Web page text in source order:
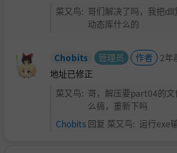
菜又鸟: 哥们解决了吗，我把
动态库什么的
Chobits 管理员 作者 2年
地址已修正
菜又鸟: 哥，解压要part04的
么搞，重新下吗
Chobits 回复 菜又鸟: 运行exe